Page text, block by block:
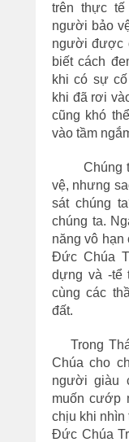
trên thực
người bảo
người được
biết cách
khi có sự
khi đã rơi
cũng khó
vào tầm
Chúng ta
vệ, nhưng
sát chúng
chúng ta.
năng vô hạn
Đức Chúa
dựng và -tể
cùng các
đất.
Trong
Chúa cho
người giàu
muốn cướp
chịu khi nhìn
Đức Chúa